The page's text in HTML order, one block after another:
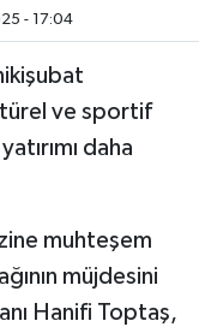
- 17:04
ve sportif
daha
muhteşem
müjdesini
Hanifi Toptaş,